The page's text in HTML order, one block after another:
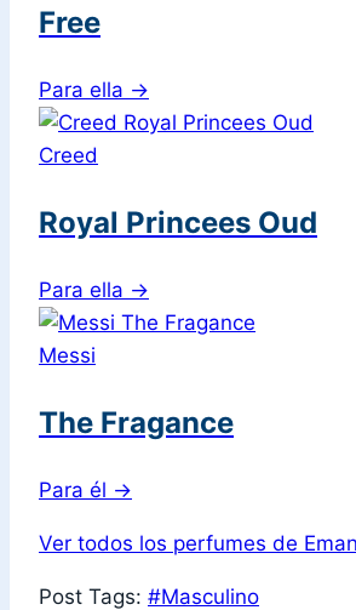
Free
Para ella →
Creed
Royal Princees Oud
Para ella →
Messi
The Fragance
Para él →
Ver todos los perfumes de
Post Tags: #Masculino